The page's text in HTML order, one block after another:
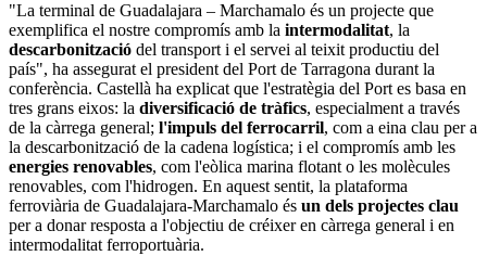
"La terminal de Guadalajara – Marchamalo és un projecte que
exemplifica el nostre compromís amb la intermodalitat, la
descarbonització del transport i el servei al teixit productiu del
país", ha assegurat el president del Port de Tarragona durant la
conferència. Castellà ha explicat que l'estratègia del Port es basa en
tres grans eixos: la diversificació de tràfics, especialment a través
de la càrrega general; l'impuls del ferrocarril, com a eina clau per a
la descarbonització de la cadena logística; i el compromís amb les
energies renovables, com l'eòlica marina flotant o les molècules
renovables, com l'hidrogen. En aquest sentit, la plataforma
ferroviària de Guadalajara-Marchamalo és un dels projectes clau
per a donar resposta a l'objectiu de créixer en càrrega general i en
intermodalitat ferroportuària.